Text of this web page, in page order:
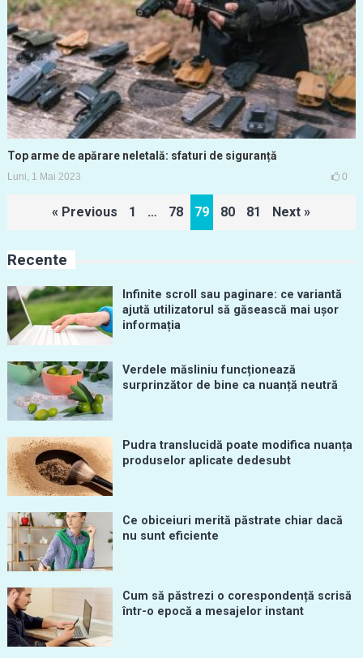
Top arme de apărare neletală: sfaturi de siguranță
Luni, 1 Mai 2023 0
Paginație
articole
« Previous 1 … 78 79 80 81 Next »
Recente
Infinite scroll sau paginare: ce variantă
ajută utilizatorul să găsească mai ușor
informația
Verdele măsliniu funcționează
surprinzător de bine ca nuanță neutră
Pudra translucidă poate modifica nuanța
produselor aplicate dedesubt
Ce obiceiuri merită păstrate chiar dacă
nu sunt eficiente
Cum să păstrezi o corespondență scrisă
într-o epocă a mesajelor instant